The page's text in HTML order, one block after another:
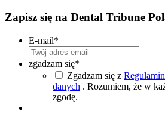
Zapisz się na Dental Tribune
E-mail*
zgadzam się*
Zgadzam się z
danych . Rozumiem, że w
zgodę.